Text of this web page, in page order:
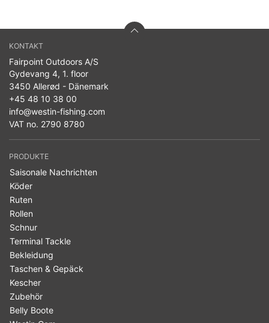
KONTAKT
Fairpoint Outdoors A/S
Gydevang 4, 1. floor
3450 Allerød - Dänemark
+45 48 10 38 00
info@westin-fishing.com
VAT no. 2790 8780
PRODUKTE
Saisonale Nachrichten
Köder
Ruten
Rollen
Schnur
Terminal Tackle
Bekleidung
Taschen & Gepäck
Kescher
Zubehör
Belly Boote